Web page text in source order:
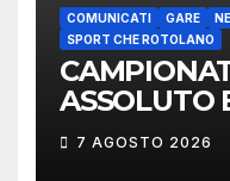
COMUNICATI GARE
SPORT CHE ROTOLANO
ASSOLUTO
LANCIO
7 AGOSTO 2026